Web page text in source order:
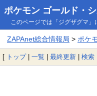
ポケモン ゴールド・
このページでは「ジグザグマ」
ZAPAnet総合情報局 > ポケ
[ トップ| 一覧 | 最終更新 | 検索